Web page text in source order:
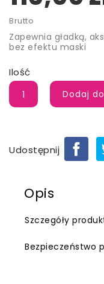
Brutto
Zapewnia gładką,
bez efektu maski
Ilość
Dodaj
Udostępnij
Opis
Szczegóły
Bezpieczeństwo